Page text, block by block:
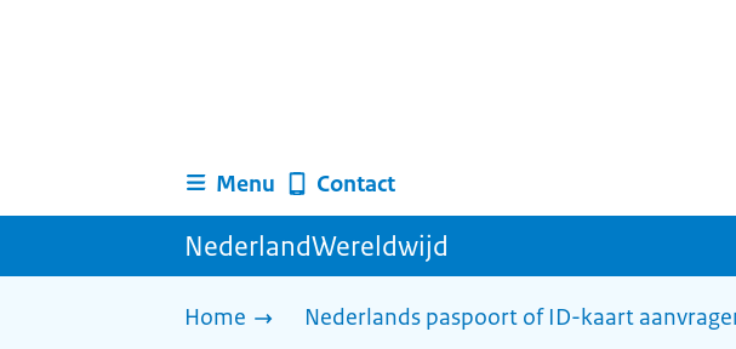
Menu Contact
NederlandWereldwijd
Home Nederlands paspoort of ID-kaart